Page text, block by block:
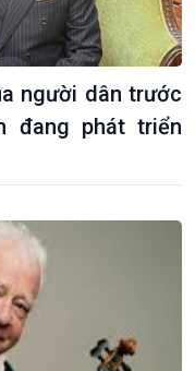
vàng
đảo Việt Nam
tình biên giới và hải
hiểu biển, đảo Việt
người dân trước
đang phát triển